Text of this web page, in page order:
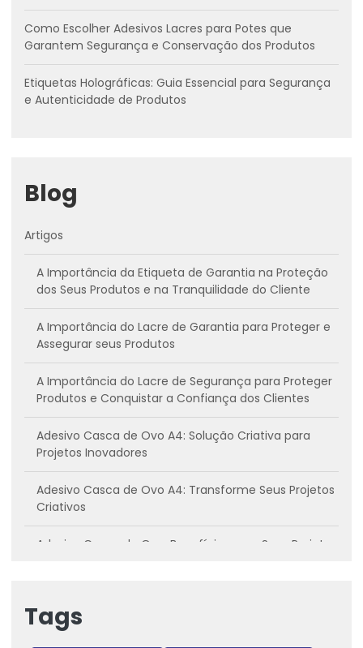
Como Escolher Adesivos Lacres para Potes que
Garantem Segurança e Conservação dos Produtos
Etiquetas Holográficas: Guia Essencial para Segurança
e Autenticidade de Produtos
Blog
Artigos
A Importância da Etiqueta de Garantia na Proteção
dos Seus Produtos e na Tranquilidade do Cliente
A Importância do Lacre de Garantia para Proteger e
Assegurar seus Produtos
A Importância do Lacre de Segurança para Proteger
Produtos e Conquistar a Confiança dos Clientes
Adesivo Casca de Ovo A4: Solução Criativa para
Projetos Inovadores
Adesivo Casca de Ovo A4: Transforme Seus Projetos
Criativos
Adesivo Casca de Ovo: Benefícios para Seus Projetos
como utilizar
Tags